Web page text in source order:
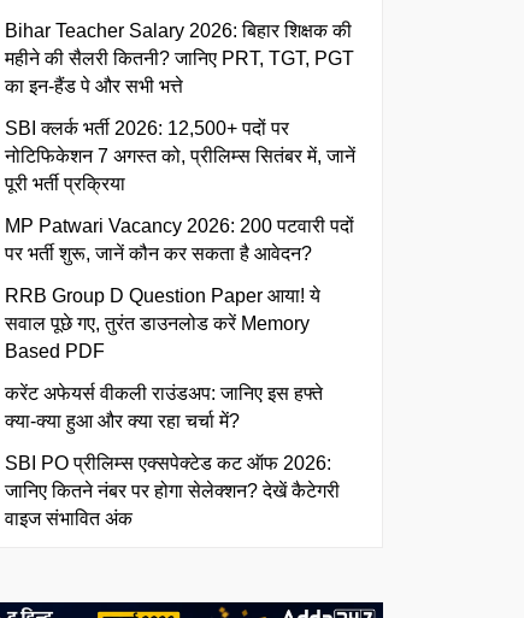
Bihar Teacher Salary 2026: बिहार शिक्षक की
महीने की सैलरी कितनी? जानिए PRT, TGT, PGT
का इन-हैंड पे और सभी भत्ते
SBI क्लर्क भर्ती 2026: 12,500+ पदों पर
नोटिफिकेशन 7 अगस्त को, प्रीलिम्स सितंबर में, जानें
पूरी भर्ती प्रक्रिया
MP Patwari Vacancy 2026: 200 पटवारी पदों
पर भर्ती शुरू, जानें कौन कर सकता है आवेदन?
RRB Group D Question Paper आया! ये
सवाल पूछे गए, तुरंत डाउनलोड करें Memory
Based PDF
करेंट अफेयर्स वीकली राउंडअप: जानिए इस हफ्ते
क्या-क्या हुआ और क्या रहा चर्चा में?
SBI PO प्रीलिम्स एक्सपेक्टेड कट ऑफ 2026:
जानिए कितने नंबर पर होगा सेलेक्शन? देखें कैटेगरी
वाइज संभावित अंक